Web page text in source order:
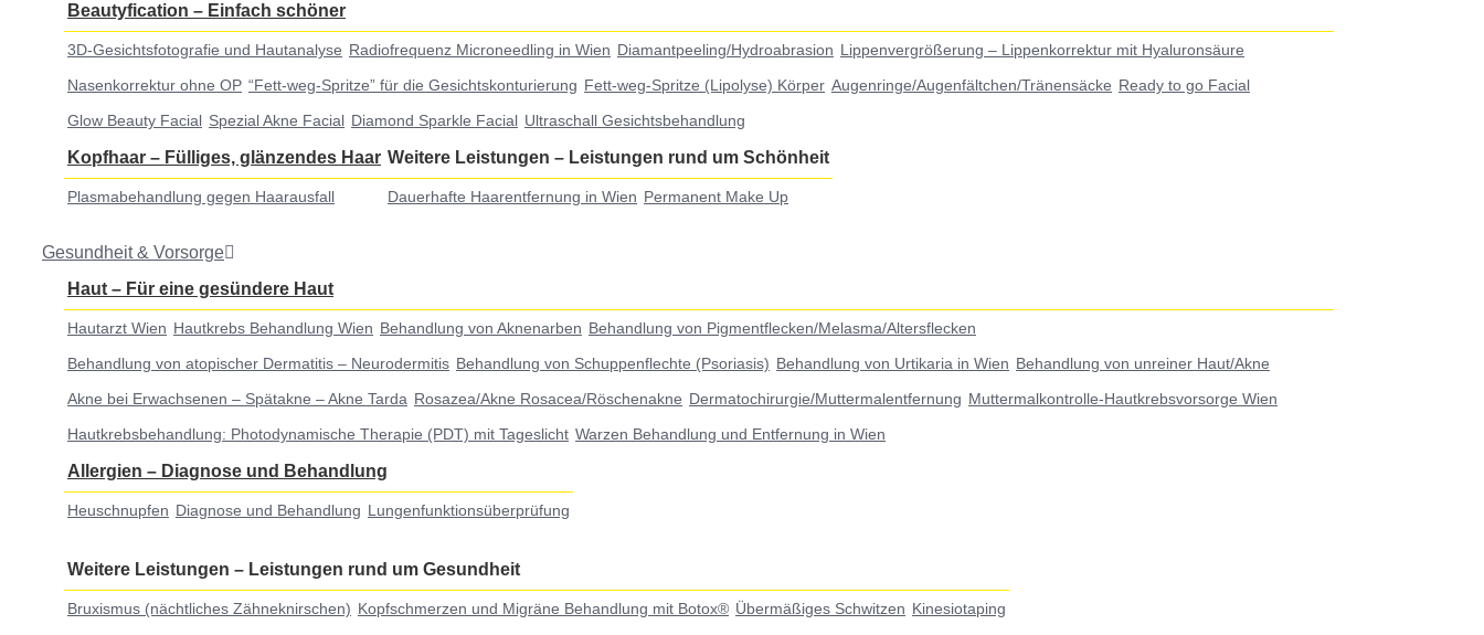
Beautyfication – Einfach schöner
3D-Gesichtsfotografie und Hautanalyse Radiofrequenz Microneedling in Wien Diamantpeeling/Hydroabrasion Lippenvergrößerung – Lippenkorrektur mit Hyaluronsäure
Nasenkorrektur ohne OP “Fett-weg-Spritze” für die Gesichtskonturierung Fett-weg-Spritze (Lipolyse) Körper Augenringe/Augenfältchen/Tränensäcke Ready to go Facial
Glow Beauty Facial Spezial Akne Facial Diamond Sparkle Facial Ultraschall Gesichtsbehandlung
Kopfhaar – Fülliges, glänzendes Haar
Plasmabehandlung gegen Haarausfall
Weitere Leistungen – Leistungen rund um Schönheit
Dauerhafte Haarentfernung in Wien Permanent Make Up
Gesundheit & Vorsorge
Haut – Für eine gesündere Haut
Hautarzt Wien Hautkrebs Behandlung Wien Behandlung von Aknenarben Behandlung von Pigmentflecken/Melasma/Altersflecken
Behandlung von atopischer Dermatitis – Neurodermitis Behandlung von Schuppenflechte (Psoriasis) Behandlung von Urtikaria in Wien Behandlung von unreiner Haut/Akne
Akne bei Erwachsenen – Spätakne – Akne Tarda Rosazea/Akne Rosacea/Röschenakne Dermatochirurgie/Muttermalentfernung Muttermalkontrolle-Hautkrebsvorsorge Wien
Hautkrebsbehandlung: Photodynamische Therapie (PDT) mit Tageslicht Warzen Behandlung und Entfernung in Wien
Allergien – Diagnose und Behandlung
Heuschnupfen Diagnose und Behandlung Lungenfunktionsüberprüfung
Weitere Leistungen – Leistungen rund um Gesundheit
Bruxismus (nächtliches Zähneknirschen) Kopfschmerzen und Migräne Behandlung mit Botox® Übermäßiges Schwitzen Kinesiotaping